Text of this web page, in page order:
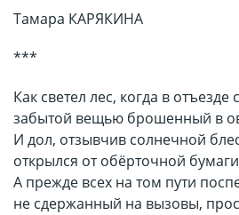
Тамара КАРЯКИНА
***
Как светел лес, когда в отъезде
забытой вещью брошенный в
И дол, отзывчив солнечной
открылся от обёрточной
А прежде всех на том пути
не сдержанный на вызовы,